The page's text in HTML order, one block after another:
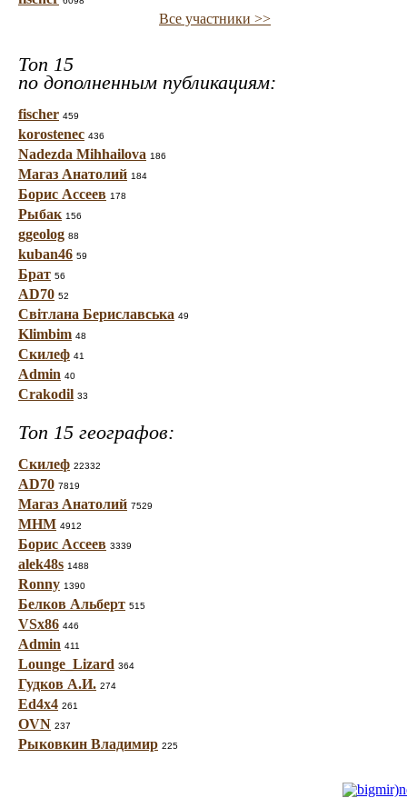
Все участники >>
Топ 15
по дополненным публикациям:
fischer 459
korostenec 436
Nadezda Mihhailova 186
Магаз Анатолий 184
Борис Ассеев 178
Рыбак 156
ggeolog 88
kuban46 59
Брат 56
AD70 52
Світлана Бериславська 49
Klimbim 48
Скилеф 41
Admin 40
Crakodil 33
Топ 15 географов:
Скилеф 22332
AD70 7819
Магаз Анатолий 7529
МНМ 4912
Борис Ассеев 3339
alek48s 1488
Ronny 1390
Белков Альберт 515
VSx86 446
Admin 411
Lounge_Lizard 364
Гудков А.И. 274
Ed4x4 261
OVN 237
Рыковкин Владимир 225